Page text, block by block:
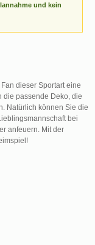
und kein
dieser Sportart eine
die passende Deko, die
Natürlich können Sie die
bei
anfeuern. Mit der